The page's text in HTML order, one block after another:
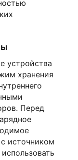
устройства
хранения
Перед
источником